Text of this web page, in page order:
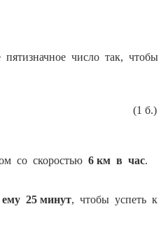
число так, чтобы
б.)
со скоростью 6 км в час.
25 минут, чтобы успеть к